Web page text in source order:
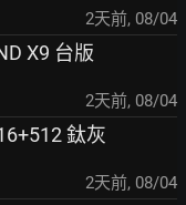
2天前, 08/04
X9 台版
2天前, 08/04
鈦灰
2天前, 08/04